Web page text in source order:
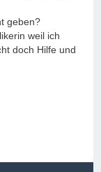
geben?
weil ich
doch Hilfe und